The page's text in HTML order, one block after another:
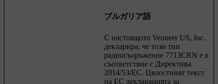
ブルガリア語
С настоящото Veoneer US, Inc.
декларира, че този тип
радиосъоръжение 7713CRN е в
съответствие с Директива
2014/53/ЕC. Цялостният текст
на ЕС декларацията за